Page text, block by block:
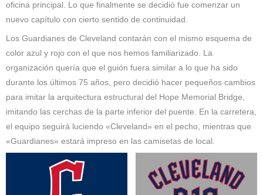
oficina principal. Lo que finalmente se decidió fue comenzar un
nuevo capítulo con cierto sentido de continuidad.
Los Guardianes de Cleveland contarán con el mismo esquema de
color azul y rojo con el que nos hemos familiarizado. La
organización quería que el guión fuera similar a lo que ha sido
durante los últimos 75 años, pero decidió hacer pequeños cambios
para imitar la arquitectura estructural del Hope Memorial Bridge,
imitando las cerchas de la parte inferior del puente. En la carretera,
el equipo seguirá luciendo «Cleveland» en el pecho, mientras que
«Guardianes» estará impreso en las camisetas de local.